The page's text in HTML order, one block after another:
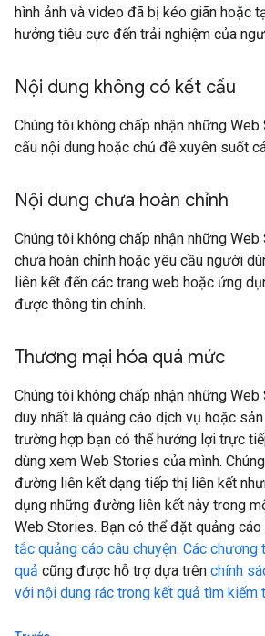
hình ảnh và video đã bị kéo giãn hoặc
hưởng tiêu cực đến trải nghiệm của
Nội dung không có kết cấu
Chúng tôi không chấp nhận những
cấu nội dung hoặc chủ đề xuyên suốt
Nội dung chưa hoàn chỉnh
Chúng tôi không chấp nhận những
chưa hoàn chỉnh hoặc yêu cầu người
liên kết đến các trang web hoặc ứng
được thông tin chính.
Thương mại hóa quá mức
Chúng tôi không chấp nhận những
duy nhất là quảng cáo dịch vụ hoặc
trường hợp bạn có thể hưởng lợi trực
dùng xem Web Stories của mình.
đường liên kết dạng tiếp thị liên kết
dụng những đường liên kết này trong
Web Stories. Bạn có thể đặt quảng
tắc quảng cáo câu chuyện. Các chương
quả cũng được hỗ trợ dựa trên chính
với nội dung rác trong kết quả tìm kiếm